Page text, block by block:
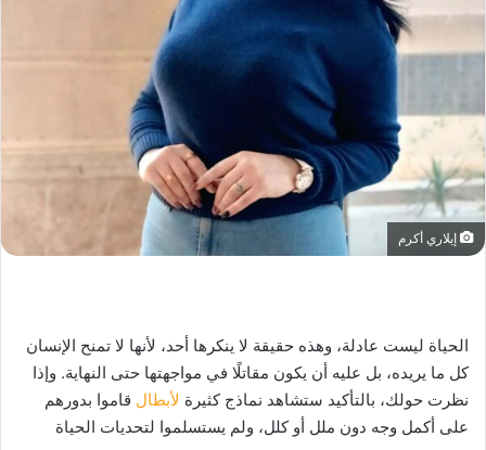
إيلاري أكرم
الحياة ليست عادلة، وهذه حقيقة لا ينكرها أحد، لأنها لا تمنح الإنسان
كل ما يريده، بل عليه أن يكون مقاتلًا في مواجهتها حتى النهاية. وإذا
نظرت حولك، بالتأكيد ستشاهد نماذج كثيرة لأبطال قاموا بدورهم
على أكمل وجه دون ملل أو كلل، ولم يستسلموا لتحديات الحياة